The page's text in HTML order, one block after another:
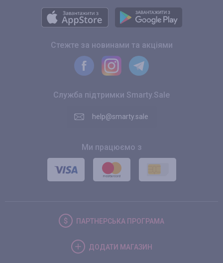
Стежте за новинами та акціями
Служба підтримки Smarty.Sale
help@smarty.sale
Ми працюємо з
ПАРТНЕРСЬКА ПРОГРАМА
ДОДАТИ МАГАЗИН